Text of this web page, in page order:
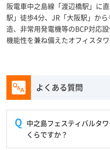
阪電車中之島線「渡辺橋駅」に
駅」徒歩4分、JR「大阪駅」か
造、非常用発電機等のBCP対応
機能性を兼ね備えたオフィスタ
よくある質問
中之島フェスティバルタ
くらですか？